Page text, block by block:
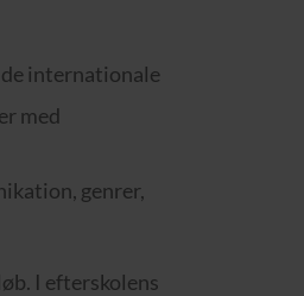
internationale
med
genrer,
I efterskolens